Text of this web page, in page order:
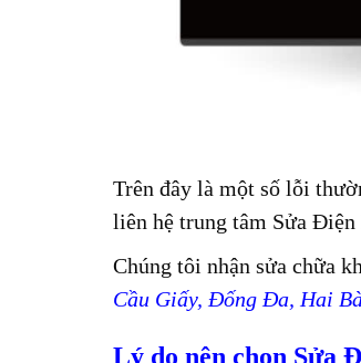
Trên đây là một số lỗi
liên hệ trung tâm Sửa
Chúng tôi nhận sửa chữa
Cầu Giấy, Đống Đa, Hai
Lý do nên chọn Sửa